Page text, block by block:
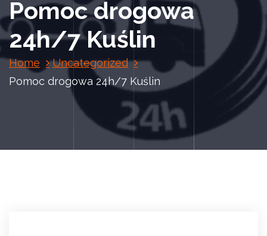
Pomoc drogowa
24h/7 Kuślin
Home
Uncategorized
Pomoc drogowa 24h/7 Kuślin